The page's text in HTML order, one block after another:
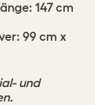
147 cm
99 cm x
und